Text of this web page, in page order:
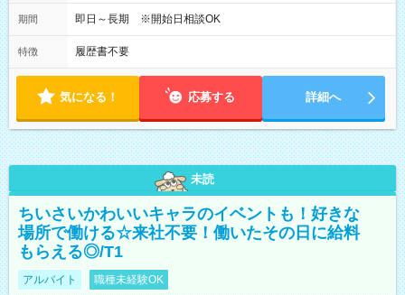
期間 即日～長期 ※開始日相談OK
特徴 履歴書不要
気になる！ 応募する 詳細へ
未読
ちいさいかわいいキャラのイベントも！好きな
場所で働ける☆来社不要！働いたその日に給料
もらえる◎/T1
アルバイト 職種未経験OK